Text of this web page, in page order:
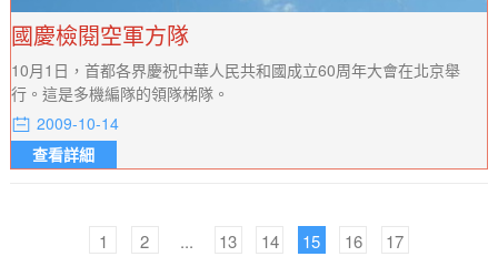
國慶檢閱空軍方隊
10月1日，首都各界慶祝中華人民共和國成立60周年大會在北京舉
行。這是多機編隊的領隊梯隊。
2009-10-14
查看詳細
1 2 ... 13 14 15 16 17